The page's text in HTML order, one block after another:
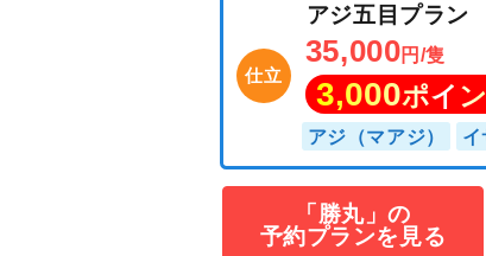
アジ五目プ
35,000
3,000ポ
「勝丸」の
予約プランを見る